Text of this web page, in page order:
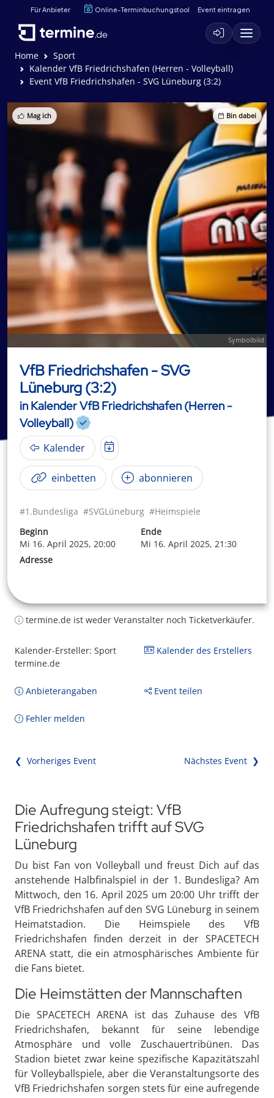
Für Anbieter Online-Terminbuchungstool Event eintragen
Home
Sport
Kalender VfB Friedrichshafen (Herren - Volleyball)
Event VfB Friedrichshafen - SVG Lüneburg (3:2)
Mag ich Bin dabei
Symbolbild
VfB Friedrichshafen - SVG
Lüneburg (3:2)
in Kalender VfB Friedrichshafen (Herren -
Volleyball)
Kalender
einbetten abonnieren
#1.Bundesliga #SVGLüneburg #Heimspiele
Beginn
Mi 16. April 2025, 20:00
Ende
Mi 16. April 2025, 21:30
Adresse
termine.de ist weder Veranstalter noch Ticketverkäufer.
Kalender-Ersteller: Sport
termine.de
Kalender des Erstellers
Anbieterangaben Event teilen
Fehler melden
❮ Vorheriges Event Nächstes Event ❯
Die Aufregung steigt: VfB
Friedrichshafen trifft auf SVG
Lüneburg
Du bist Fan von Volleyball und freust Dich auf das
anstehende Halbfinalspiel in der 1. Bundesliga? Am
Mittwoch, den 16. April 2025 um 20:00 Uhr trifft der
VfB Friedrichshafen auf den SVG Lüneburg in seinem
Heimatstadion. Die Heimspiele des VfB
Friedrichshafen finden derzeit in der SPACETECH
ARENA statt, die ein atmosphärisches Ambiente für
die Fans bietet.
Die Heimstätten der Mannschaften
Die SPACETECH ARENA ist das Zuhause des VfB
Friedrichshafen, bekannt für seine lebendige
Atmosphäre und volle Zuschauertribünen. Das
Stadion bietet zwar keine spezifische Kapazitätszahl
für Volleyballspiele, aber die Veranstaltungsorte des
VfB Friedrichshafen sorgen stets für eine aufregende